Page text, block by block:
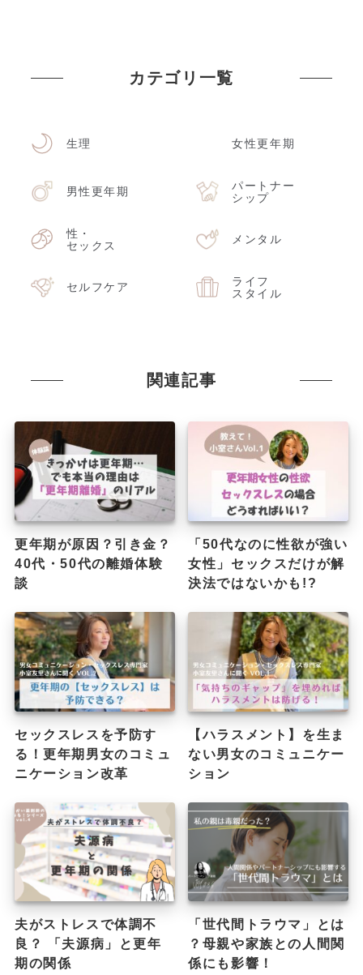
カテゴリ一覧
生理 女性更年期
男性更年期
パートナー
シップ
性・
セックス
メンタル
セルフケア
ライフ
スタイル
関連記事
更年期が原因？引き金？
40代・50代の離婚体験
談
「50代なのに性欲が強い
女性」セックスだけが解
決法ではないかも!?
セックスレスを予防す
る！更年期男女のコミュ
ニケーション改革
【ハラスメント】を生ま
ない男女のコミュニケー
ション
夫がストレスで体調不
良？ 「夫源病」と更年
期の関係
「世代間トラウマ」とは
？母親や家族との人間関
係にも影響！